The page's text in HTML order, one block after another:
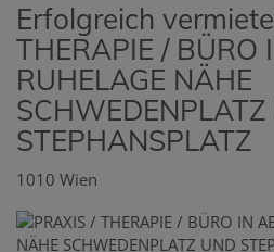
Erfolgreich
THERAPIE / BÜRO
RUHELAGE NÄHE
STEPHANSPLATZ
1010 Wien